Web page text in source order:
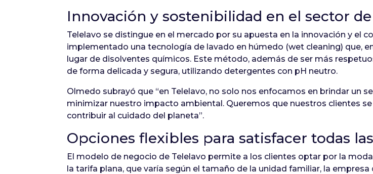
Innovación y sostenibilidad en el sector
Telelavo se distingue en el mercado por su apuesta en la innovación y el
implementado una tecnología de lavado en húmedo (wet cleaning) que,
lugar de disolventes químicos. Este método, además de ser más
de forma delicada y segura, utilizando detergentes con pH neutro.
Olmedo subrayó que “en Telelavo, no solo nos enfocamos en brindar un
minimizar nuestro impacto ambiental. Queremos que nuestros clientes
contribuir al cuidado del planeta”.
Opciones flexibles para satisfacer todas
El modelo de negocio de Telelavo permite a los clientes optar por la
la tarifa plana, que varía según el tamaño de la unidad familiar, la